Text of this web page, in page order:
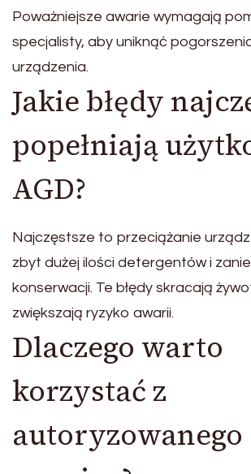
Poważniejsze awarie wymagają
specjalisty, aby uniknąć
urządzenia.
Jakie błędy
popełniają
AGD?
Najczęstsze to przeciążanie
zbyt dużej ilości detergentów i
konserwacji. Te błędy skracają
zwiększają ryzyko awarii.
Dlaczego warto
korzystać z
autoryzowanego